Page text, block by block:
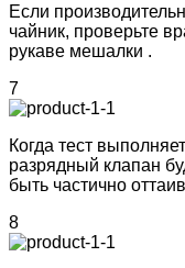
Если
чайник, проверьте
рукаве мешалки .
7
Когда тест
разрядный клапан
быть частично
8